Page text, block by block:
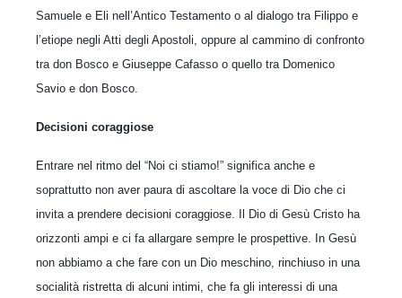
Samuele e Eli nell’Antico Testamento o al dialogo tra Filippo e
l’etiope negli Atti degli Apostoli, oppure al cammino di confronto
tra don Bosco e Giuseppe Cafasso o quello tra Domenico
Savio e don Bosco.
Decisioni coraggiose
Entrare nel ritmo del “Noi ci stiamo!” significa anche e
soprattutto non aver paura di ascoltare la voce di Dio che ci
invita a prendere decisioni coraggiose. Il Dio di Gesù Cristo ha
orizzonti ampi e ci fa allargare sempre le prospettive. In Gesù
non abbiamo a che fare con un Dio meschino, rinchiuso in una
socialità ristretta di alcuni intimi, che fa gli interessi di una